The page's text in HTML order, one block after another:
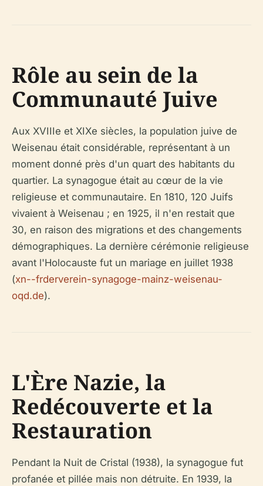
Rôle au sein de la
Communauté Juive
Aux XVIIIe et XIXe siècles, la population juive de
Weisenau était considérable, représentant à un
moment donné près d'un quart des habitants du
quartier. La synagogue était au cœur de la vie
religieuse et communautaire. En 1810, 120 Juifs
vivaient à Weisenau ; en 1925, il n'en restait que
30, en raison des migrations et des changements
démographiques. La dernière cérémonie religieuse
avant l'Holocauste fut un mariage en juillet 1938
(xn--frderverein-synagoge-mainz-weisenau-
oqd.de).
L'Ère Nazie, la
Redécouverte et la
Restauration
Pendant la Nuit de Cristal (1938), la synagogue fut
profanée et pillée mais non détruite. En 1939, la